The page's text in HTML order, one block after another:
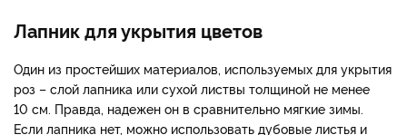
Лапник для укрытия цветов
Один из простейших материалов, используемых для укрытия
роз – слой лапника или сухой листвы толщиной не менее
10 см. Правда, надежен он в сравнительно мягкие зимы.
Если лапника нет, можно использовать дубовые листья и